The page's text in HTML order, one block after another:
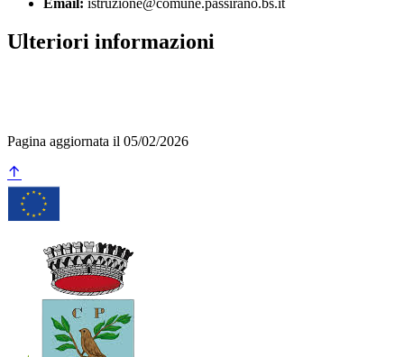
Email: istruzione@comune.passirano.bs.it
Ulteriori informazioni
Pagina aggiornata il 05/02/2026